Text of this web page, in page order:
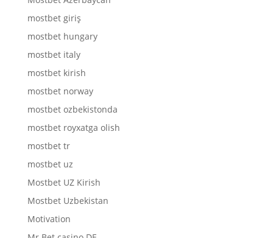
mostbet giriş
mostbet hungary
mostbet italy
mostbet kirish
mostbet norway
mostbet ozbekistonda
mostbet royxatga olish
mostbet tr
mostbet uz
Mostbet UZ Kirish
Mostbet Uzbekistan
Motivation